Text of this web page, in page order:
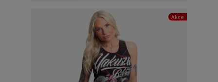
Akce